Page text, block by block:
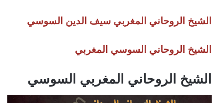
الشيخ الروحاني المغربي سيف الدين السوسي
الشيخ الروحاني السوسي المغربي
الشيخ الروحاني المغربي السوسي